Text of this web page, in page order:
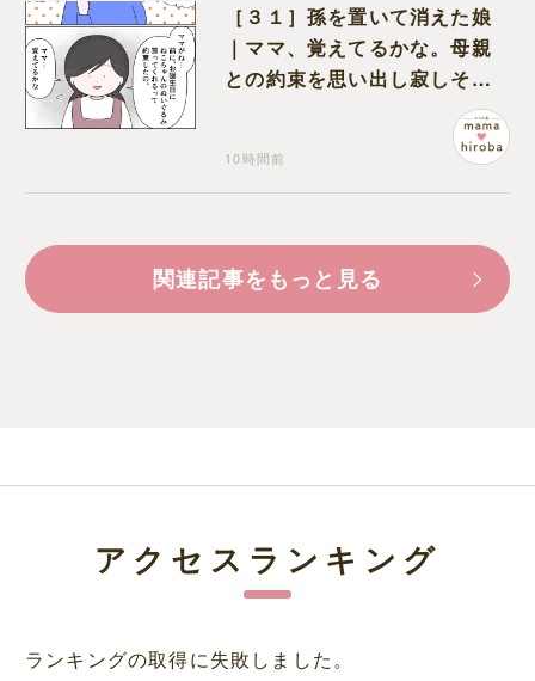
［３１］孫を置いて消えた娘
｜ママ、覚えてるかな。母親
との約束を思い出し寂しそう
10時間前
関連記事をもっと見る
アクセスランキング
ランキングの取得に失敗しました。